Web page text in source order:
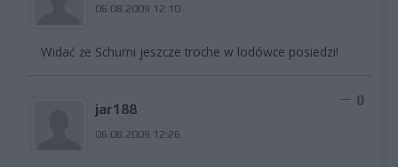
06.08.2009 12:10
Widać że Schumi jeszcze troche w lodówce posiedzi!
jar188
06.08.2009 12:26
0